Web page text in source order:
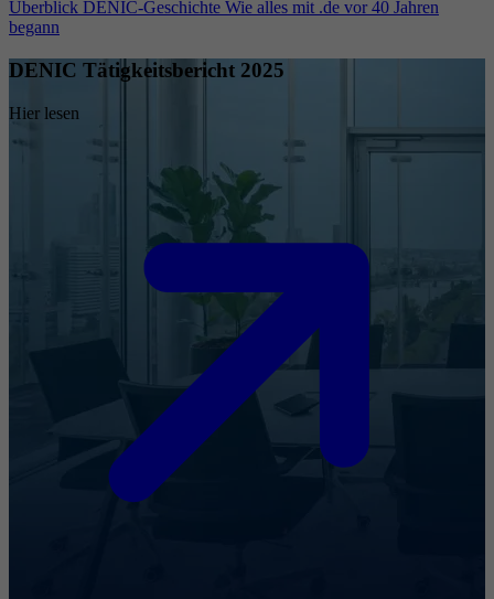
Überblick DENIC-Geschichte Wie alles mit .de vor 40 Jahren
begann
DENIC Tätigkeitsbericht 2025
Hier lesen